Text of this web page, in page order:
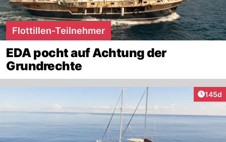
Flottillen-Teilnehmer
EDA pocht auf Achtung der
Grundrechte
145d